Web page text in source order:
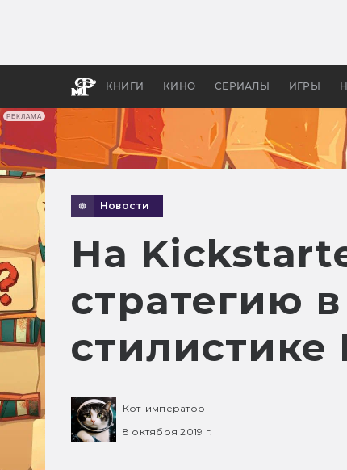
РЕКЛАМА
КНИГИ КИНО СЕРИАЛЫ ИГРЫ
бы
Новости
На
стратегию
стилистике
Кот-император
8 октября 2019 г.